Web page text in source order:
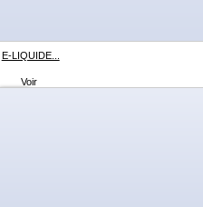
E-LIQUIDE...
Voir